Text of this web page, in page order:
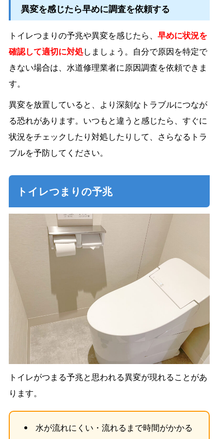
異変を感じたら早めに調査を依頼する
トイレつまりの予兆や異変を感じたら、 早めに状況を
確認して適切に対処しましょう。自分で原因を特定で
きない場合は、水道修理業者に原因調査を依頼できま
す。
異変を放置していると、より深刻なトラブルにつなが
る恐れがあります。いつもと違うと感じたら、すぐに
状況をチェックしたり対処したりして、さらなるトラ
ブルを予防してください。
トイレつまりの予兆
トイレがつまる予兆と思われる異変が現れることがあ
ります。
水が流れにくい・流れるまで時間がかかる